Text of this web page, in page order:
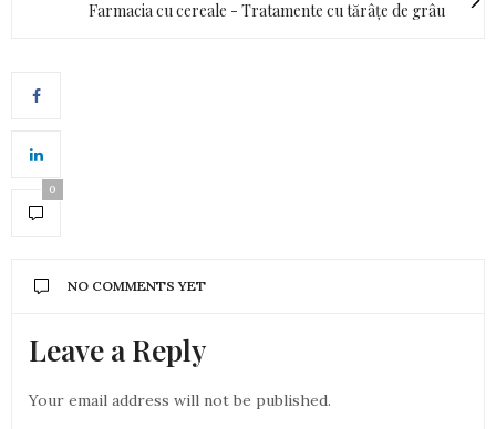
Farmacia cu cereale - Tratamente cu tărâțe de grâu
0
NO COMMENTS YET
Leave a Reply
Your email address will not be published.